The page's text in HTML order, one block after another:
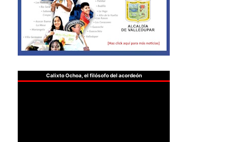
Calixto Ochoa, el filósofo del acordeón